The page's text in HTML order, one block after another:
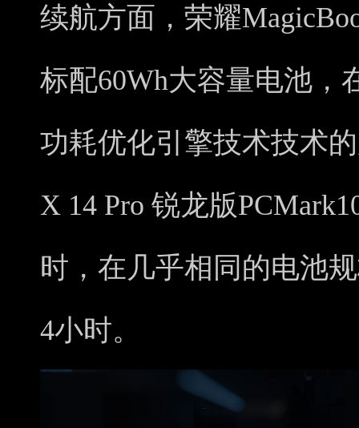
续航方面，荣耀
标配60Wh大容量电池，
功耗优化引擎技术技术
X 14 Pro 锐龙版
时，在几乎相同的电池
4小时。